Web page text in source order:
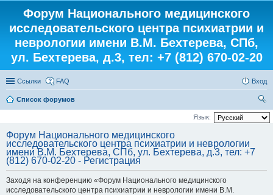
Форум Национального медицинского
исследовательского центра психиатрии и
неврологии имени В.М. Бехтерева, СПб,
ул. Бехтерева, д.3, тел: +7 (812) 670-02-20
Ссылки FAQ Вход
Список форумов
ои
Язык:
Форум Национального медицинского
исследовательского центра психиатрии и неврологии
имени В.М. Бехтерева, СПб, ул. Бехтерева, д.3, тел: +7
(812) 670-02-20 - Регистрация
Заходя на конференцию «Форум Национального медицинского
исследовательского центра психиатрии и неврологии имени В.М.